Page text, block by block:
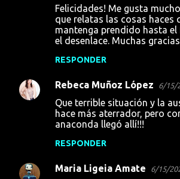
Felicidades! Me gusta
que relatas las cosas haces
mantenga prendido hasta
el desenlace. Muchas gracias
RESPONDER
Rebeca Muñoz López 6/15/
Que terrible situación y la
hace más aterrador, pero
anaconda llegó allí!!!
RESPONDER
Maria Ligeia Amate 6/15/